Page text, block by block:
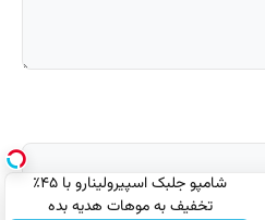
شامپو جلبک اسپیرولینارو با ۴۵٪
تخفیف به موهات هدیه بده